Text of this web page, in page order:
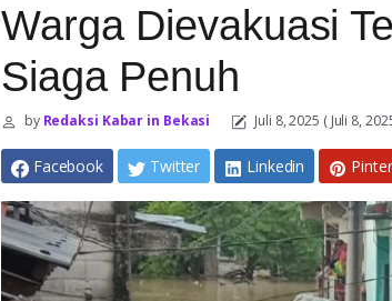
Warga Dievakuasi
Siaga Penuh
byRedaksi Kabar in Bekasi Juli 8, 2025 ( Juli 8,
Facebook Twitter Linkedin